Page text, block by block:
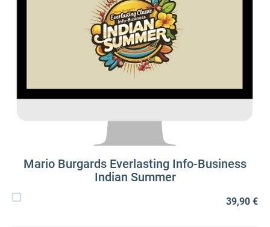
Mario Burgards Everlasting Info-Business
Indian Summer
39,90 €